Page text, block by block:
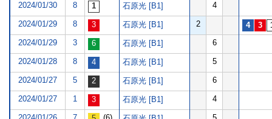
2024/01/30 8 石原光 [B1] 4
2024/01/29 8 石原光 [B1] 2
2024/01/29 3 石原光 [B1] 6
2024/01/28 8 石原光 [B1] 5
2024/01/27 5 石原光 [B1] 6
2024/01/27 1 石原光 [B1] 4